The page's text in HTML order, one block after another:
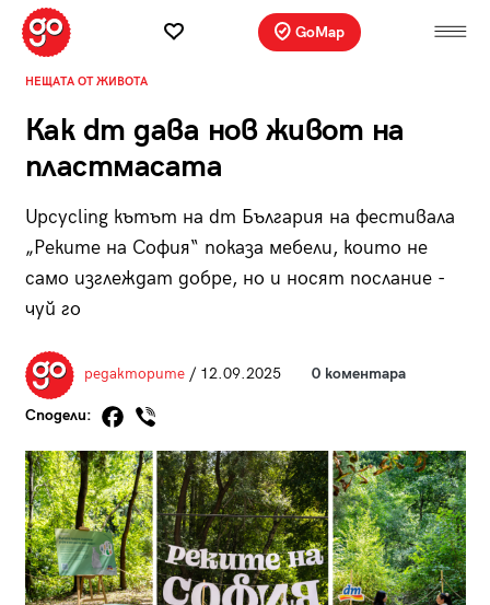
GoMap
НЕЩАТА ОТ ЖИВОТА
Как dm дава нов живот на
пластмасата
Upcycling кътът на dm България на фестивала
„Реките на София“ показа мебели, които не
само изглеждат добре, но и носят послание -
чуй го
редакторите/ 12.09.2025 0 коментара
Сподели: